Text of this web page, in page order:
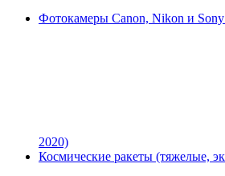
Фотокамеры Canon, Nikon и
2020)
Космические ракеты (тяжелые,